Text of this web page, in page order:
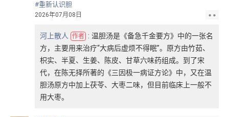
#重新认识胆
2026年07月08日
河上散人 作者 : 温胆汤是《备急千金要方》中的一张名
方，主要用来治疗“大病后虚烦不得眠”。原方由竹茹、
枳实、半夏、生姜、陈皮、甘草六味药组成。到了宋
代，在陈无择所著的《三因极一病证方论》中，又在温
胆汤原方中加上茯苓、大枣二味，但目前临床上一般不
用大枣。